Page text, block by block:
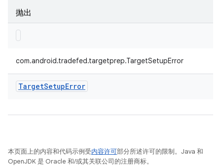
抛出
com.android.tradefed.targetprep.TargetSetupError
TargetSetupError
本页面上的内容和代码示例受内容许可部分所述许可的限制。Java 和
OpenJDK 是 Oracle 和/或其关联公司的注册商标。